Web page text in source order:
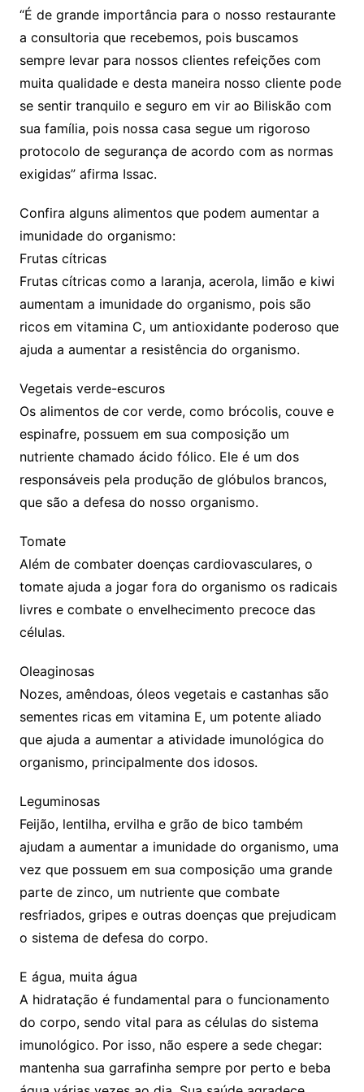
“É de grande importância para o nosso restaurante
a consultoria que recebemos, pois buscamos
sempre levar para nossos clientes refeições com
muita qualidade e desta maneira nosso cliente pode
se sentir tranquilo e seguro em vir ao Biliskão com
sua família, pois nossa casa segue um rigoroso
protocolo de segurança de acordo com as normas
exigidas” afirma Issac.
Confira alguns alimentos que podem aumentar a
imunidade do organismo:
Frutas cítricas
Frutas cítricas como a laranja, acerola, limão e kiwi
aumentam a imunidade do organismo, pois são
ricos em vitamina C, um antioxidante poderoso que
ajuda a aumentar a resistência do organismo.
Vegetais verde-escuros
Os alimentos de cor verde, como brócolis, couve e
espinafre, possuem em sua composição um
nutriente chamado ácido fólico. Ele é um dos
responsáveis pela produção de glóbulos brancos,
que são a defesa do nosso organismo.
Tomate
Além de combater doenças cardiovasculares, o
tomate ajuda a jogar fora do organismo os radicais
livres e combate o envelhecimento precoce das
células.
Oleaginosas
Nozes, amêndoas, óleos vegetais e castanhas são
sementes ricas em vitamina E, um potente aliado
que ajuda a aumentar a atividade imunológica do
organismo, principalmente dos idosos.
Leguminosas
Feijão, lentilha, ervilha e grão de bico também
ajudam a aumentar a imunidade do organismo, uma
vez que possuem em sua composição uma grande
parte de zinco, um nutriente que combate
resfriados, gripes e outras doenças que prejudicam
o sistema de defesa do corpo.
E água, muita água
A hidratação é fundamental para o funcionamento
do corpo, sendo vital para as células do sistema
imunológico. Por isso, não espere a sede chegar:
mantenha sua garrafinha sempre por perto e beba